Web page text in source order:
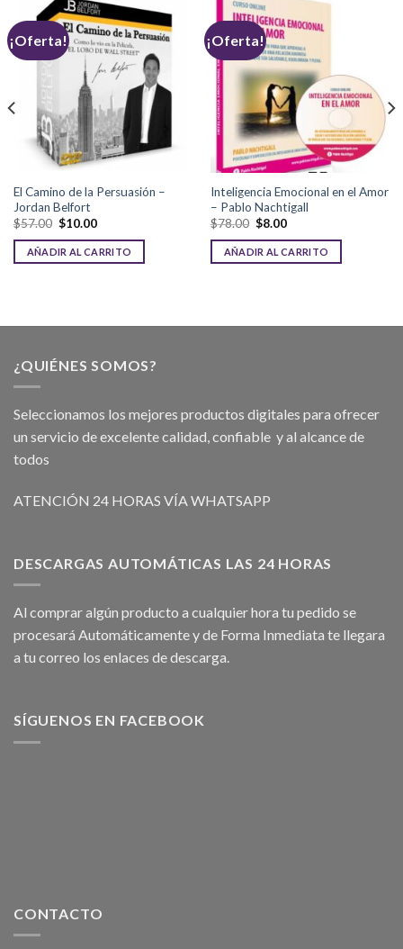
¡Oferta!
El Camino de la Persuasión –
Jordan Belfort
$57.00 $10.00
AÑADIR AL CARRITO
¡Oferta!
Inteligencia Emocional en el Amor
– Pablo Nachtigall
$78.00 $8.00
AÑADIR AL CARRITO
¿QUIÉNES SOMOS?
Seleccionamos los mejores productos digitales para ofrecer
un servicio de excelente calidad, confiable y al alcance de
todos
ATENCIÓN 24 HORAS VÍA WHATSAPP
DESCARGAS AUTOMÁTICAS LAS 24 HORAS
Al comprar algún producto a cualquier hora tu pedido se
procesará Automáticamente y de Forma Inmediata te llegara
a tu correo los enlaces de descarga.
SÍGUENOS EN FACEBOOK
CONTACTO